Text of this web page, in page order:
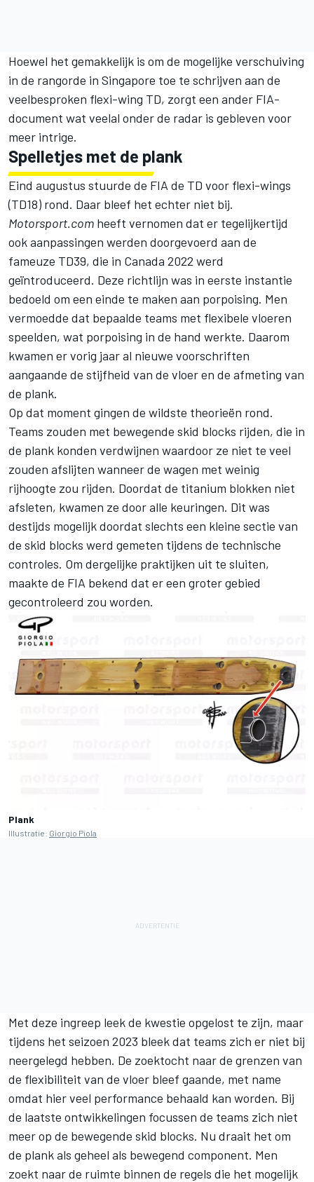
Hoewel het gemakkelijk is om de mogelijke verschuiving
in de rangorde in Singapore toe te schrijven aan de
veelbesproken flexi-wing TD, zorgt een ander FIA-
document wat veelal onder de radar is gebleven voor
meer intrige.
Spelletjes met de plank
Eind augustus stuurde de FIA de TD voor flexi-wings
(TD18) rond. Daar bleef het echter niet bij.
Motorsport.com heeft vernomen dat er tegelijkertijd
ook aanpassingen werden doorgevoerd aan de
fameuze TD39, die in Canada 2022 werd
geïntroduceerd. Deze richtlijn was in eerste instantie
bedoeld om een einde te maken aan porpoising. Men
vermoedde dat bepaalde teams met flexibele vloeren
speelden, wat porpoising in de hand werkte. Daarom
kwamen er vorig jaar al nieuwe voorschriften
aangaande de stijfheid van de vloer en de afmeting van
de plank.
Op dat moment gingen de wildste theorieën rond.
Teams zouden met bewegende skid blocks rijden, die in
de plank konden verdwijnen waardoor ze niet te veel
zouden afslijten wanneer de wagen met weinig
rijhoogte zou rijden. Doordat de titanium blokken niet
afsleten, kwamen ze door alle keuringen. Dit was
destijds mogelijk doordat slechts een kleine sectie van
de skid blocks werd gemeten tijdens de technische
controles. Om dergelijke praktijken uit te sluiten,
maakte de FIA bekend dat er een groter gebied
gecontroleerd zou worden.
Plank
Illustratie: Giorgio Piola
Met deze ingreep leek de kwestie opgelost te zijn, maar
tijdens het seizoen 2023 bleek dat teams zich er niet bij
neergelegd hebben. De zoektocht naar de grenzen van
de flexibiliteit van de vloer bleef gaande, met name
omdat hier veel performance behaald kan worden. Bij
de laatste ontwikkelingen focussen de teams zich niet
meer op de bewegende skid blocks. Nu draait het om
de plank als geheel als bewegend component. Men
zoekt naar de ruimte binnen de regels die het mogelijk